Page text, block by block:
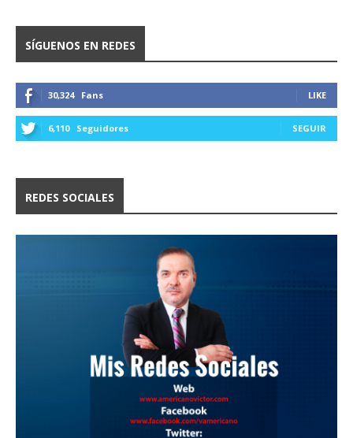
SÍGUENOS EN REDES
30,324 Fans LIKE
6,110 Seguidores SEGUIR
REDES SOCIALES